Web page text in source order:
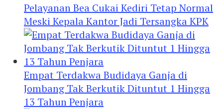
Pelayanan Bea Cukai Kediri Tetap Normal
Meski Kepala Kantor Jadi Tersangka KPK
Empat Terdakwa Budidaya Ganja di
Jombang Tak Berkutik Dituntut 1 Hingga
13 Tahun Penjara